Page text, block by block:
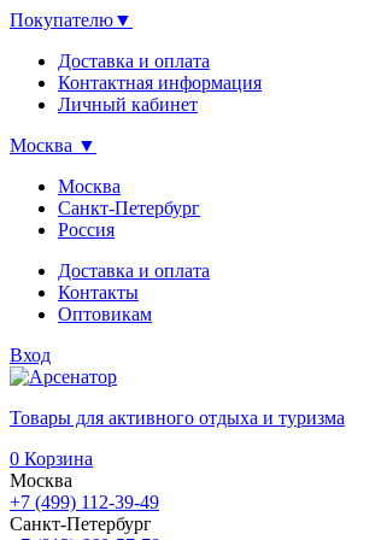
Покупателю▼
Доставка и оплата
Контактная информация
Личный кабинет
Москва ▼
Москва
Санкт-Петербург
Россия
Доставка и оплата
Контакты
Оптовикам
Вход
Товары для активного отдыха и туризма
0 Корзина
Москва
+7 (499) 112-39-49
Санкт-Петербург